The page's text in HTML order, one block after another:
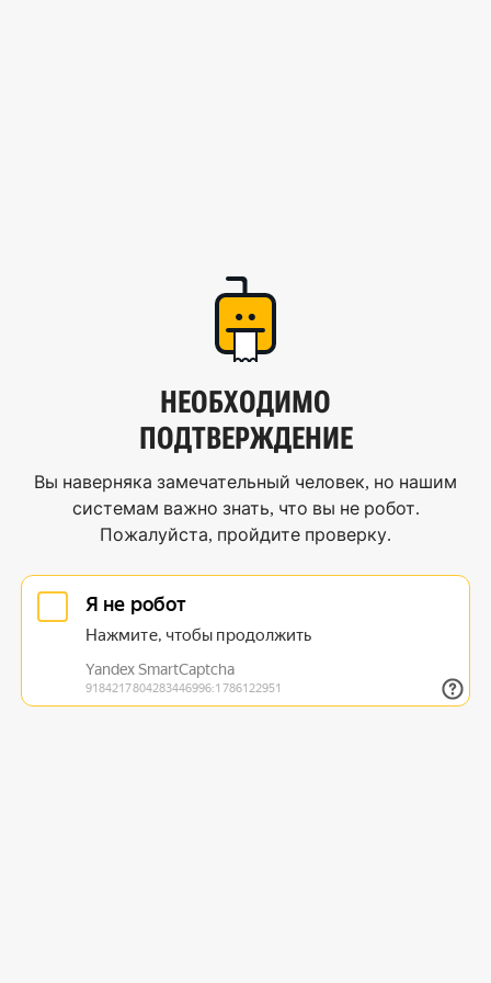
НЕОБХОДИМО
ПОДТВЕРЖДЕНИЕ
Вы наверняка замечательный человек, но нашим
системам важно знать, что вы не робот.
Пожалуйста, пройдите проверку.